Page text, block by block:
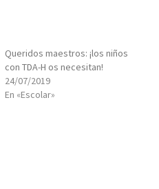
Queridos maestros: ¡los niños
con TDA-H os necesitan!
24/07/2019
En «Escolar»